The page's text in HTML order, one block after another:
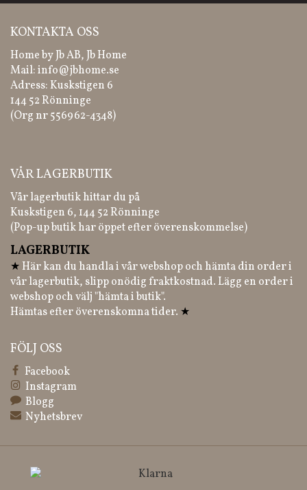
KONTAKTA OSS
Home by Jb AB, Jb Home
Mail:info@jbhome.se
Adress: Kuskstigen 6
144 52 Rönninge
(Org nr 556962-4348)
VÅR LAGERBUTIK
Vår lagerbutik hittar du på
Kuskstigen 6, 144 52 Rönninge
(Pop-up butik har öppet efter överenskommelse)
LAGERBUTIK
★ Här kan du handla i vår webshop och hämta din order i
vår lagerbutik, slipp onödig fraktkostnad. Lägg en order i
webshop och välj "hämta i butik".
Hämtas efter överenskomna tider. ★
FÖLJ OSS
Facebook
Instagram
Blogg
Nyhetsbrev